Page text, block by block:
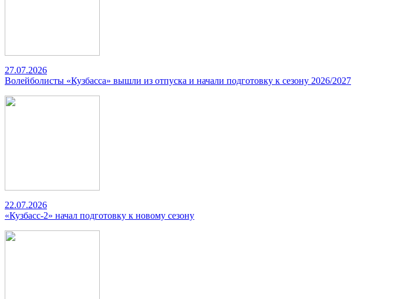
27.07.2026
Волейболисты «Кузбасса» вышли из отпуска и начали подготовку к сезону 2026/2027
22.07.2026
«Кузбасс-2» начал подготовку к новому сезону